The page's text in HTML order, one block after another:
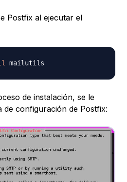
Postfix al ejecutar el
de instalación, se le
de configuración de Postfix: